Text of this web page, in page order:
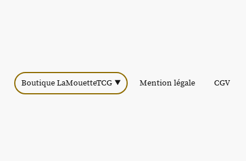
Boutique LaMouetteTCG Mention légale CGV